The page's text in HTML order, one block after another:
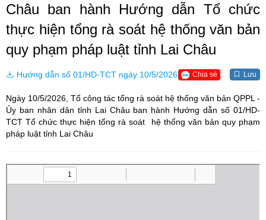
Châu ban hành Hướng dẫn Tổ chức
thực hiện tổng rà soát hệ thống văn bản
quy phạm pháp luật tỉnh Lai Châu
Hướng dẫn số 01/HD-TCT ngày 10/5/2026 Chia sẻ Lưu
Ngày 10/5/2026, Tổ công tác tổng rà soát hệ thống văn bản QPPL -
Ủy ban nhân dân tỉnh Lai Châu ban hành Hướng dẫn số 01/HD-
TCT Tổ chức thực hiện tổng rà soát hệ thống văn bản quy phạm
pháp luật tỉnh Lai Châu